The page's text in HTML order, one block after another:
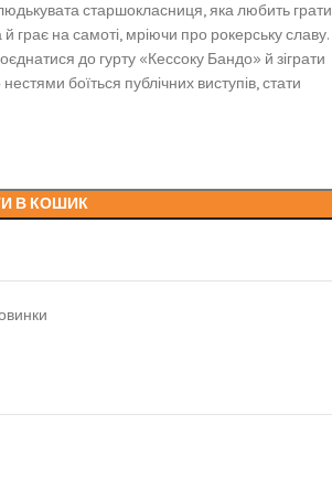
старшокласниця, яка любить грати
грає на самоті, мріючи про рокерську славу.
до гурту «Кессоку Бандо» й зіграти
боїться публічних виступів, стати
В КОШИК